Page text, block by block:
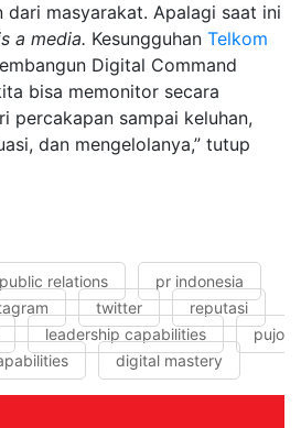
dari masyarakat. Apalagi saat ini
a media. Kesungguhan Telkom
Digital Command
bisa memonitor secara
percakapan sampai keluhan,
dan mengelolanya,” tutup
public relations
pr indonesia
twitter
reputasi
leadership capabilities
pujo
digital mastery